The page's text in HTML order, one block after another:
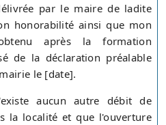
par le maire de ladite
honorabilité ainsi que mon
après la formation
de la déclaration préalable
le [date].
aucun autre débit de
la localité et que l'ouverture